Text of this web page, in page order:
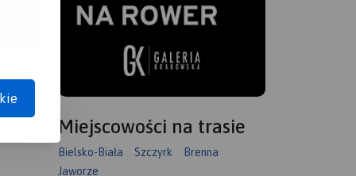
Miejscowości na trasie
Bielsko-Biała Szczyrk
Brenna
Jaworze